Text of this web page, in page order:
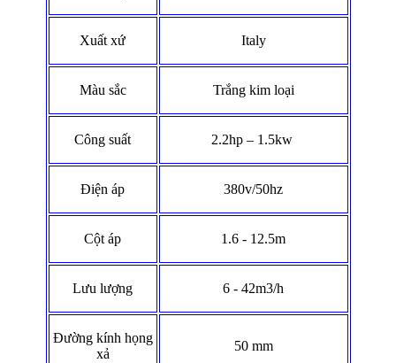
Xuất xứ Italy
Màu sắc Trắng kim loại
Công suất 2.2hp – 1.5kw
Điện áp 380v/50hz
Cột áp 1.6 - 12.5m
Lưu lượng 6 - 42m3/h
Đường kính họng
xả
50 mm